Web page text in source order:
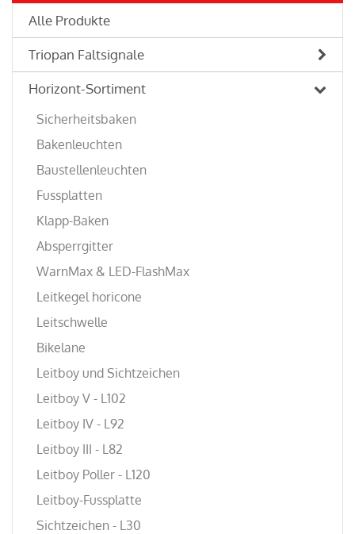
Alle Produkte
Triopan Faltsignale
Horizont-Sortiment
Sicherheitsbaken
Bakenleuchten
Baustellenleuchten
Fussplatten
Klapp-Baken
Absperrgitter
WarnMax & LED-FlashMax
Leitkegel horicone
Leitschwelle
Bikelane
Leitboy und Sichtzeichen
Leitboy V - L102
Leitboy IV - L92
Leitboy III - L82
Leitboy Poller - L120
Leitboy-Fussplatte
Sichtzeichen - L30